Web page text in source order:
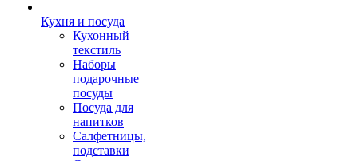
Кухня и посуда
Кухонный
текстиль
Наборы
подарочные
посуды
Посуда для
напитков
Салфетницы,
подставки